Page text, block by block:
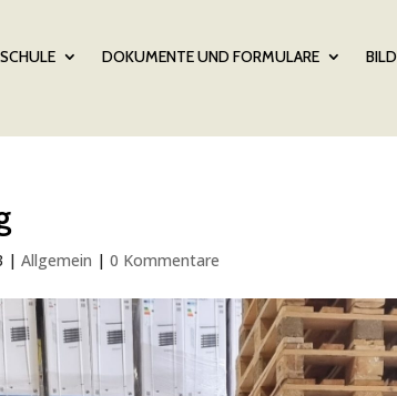
DOKUMENTE UND FORMULARE
|Allgemein |0 Kommentare